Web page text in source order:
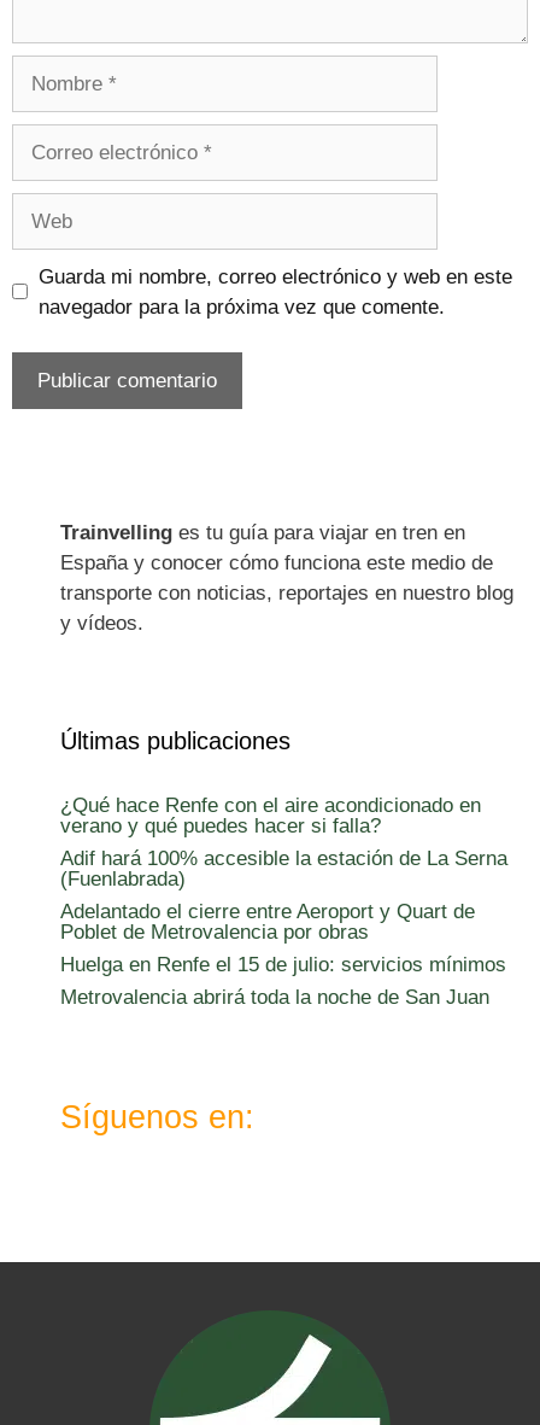
Guarda mi nombre, correo electrónico y web en este
navegador para la próxima vez que comente.
Trainvelling es tu guía para viajar en tren en
España y conocer cómo funciona este medio de
transporte con noticias, reportajes en nuestro blog
y vídeos.
Últimas publicaciones
¿Qué hace Renfe con el aire acondicionado en
verano y qué puedes hacer si falla?
Adif hará 100% accesible la estación de La Serna
(Fuenlabrada)
Adelantado el cierre entre Aeroport y Quart de
Poblet de Metrovalencia por obras
Huelga en Renfe el 15 de julio: servicios mínimos
Metrovalencia abrirá toda la noche de San Juan
Síguenos en: